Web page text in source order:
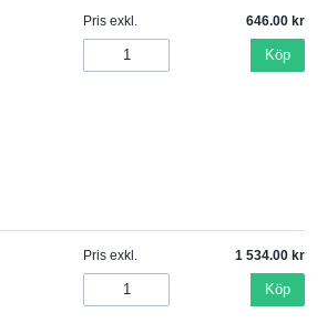
Pris exkl. 646.00
Köp
Pris exkl. 1 534.00
Köp